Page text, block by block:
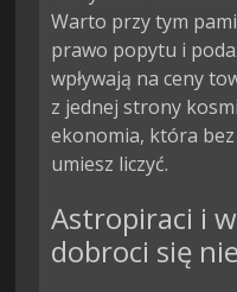
Warto przy tym
prawo popytu i
wpływają na ceny
z jednej strony
ekonomia, która
umiesz liczyć.
Astropiraci i
dobroci się nie